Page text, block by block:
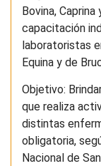
Bovina,
capacitación
laboratoristas
Equina y de
Objetivo:
que realiza
distintas
obligatoria,
Nacional de